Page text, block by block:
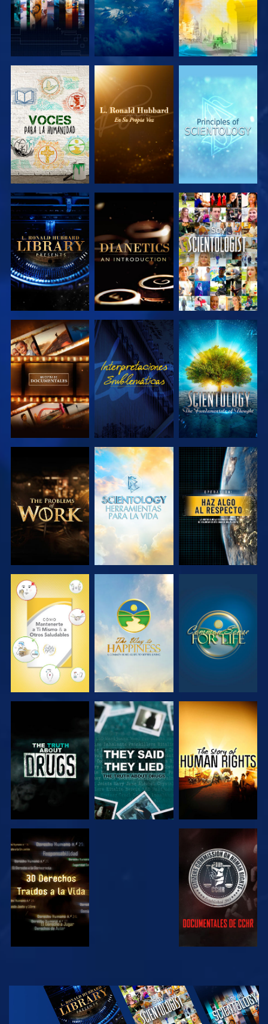
EXPLORA LAS
SERIES
EXPLORA LAS
SERIES
EXPLORA LAS
SERIES
EXPLORA LAS
SERIES
EXPLORA LAS
SERIES
VE
EXPLORA LAS
SERIES
VE
EXPLORA LAS
SERIES
EXPLORA LAS
SERIES
EXPLORA LAS
SERIES
VE
VE VE VE
VE VE
VE VE
VE
EXPLORA LAS
SERIES